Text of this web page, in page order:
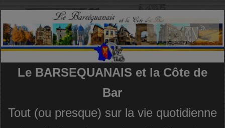
Le BARSEQUANAIS et la Côte de
Bar
Tout (ou presque) sur la vie quotidienne